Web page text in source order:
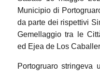
Municipio di
da parte dei rispettivi
Gemellaggio tra le
ed Ejea de Los
Portogruaro stringeva